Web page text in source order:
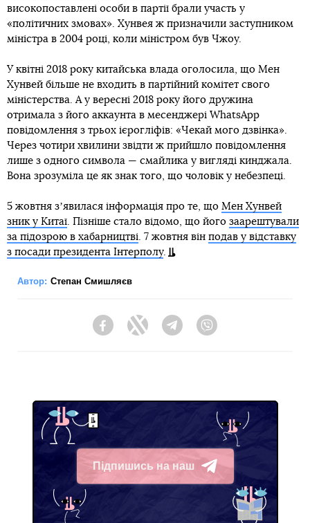
високопоставлені особи в партії брали участь у
«політичних змовах». Хунвея ж призначили заступником
міністра в 2004 році, коли міністром був Чжоу.
У квітні 2018 року китайська влада оголосила, що Мен
Хунвей більше не входить в партійний комітет свого
міністерства. А у вересні 2018 року його дружина
отримала з його аккаунта в месенджері WhatsApp
повідомлення з трьох ієрогліфів: «Чекай мого дзвінка».
Через чотири хвилини звідти ж прийшло повідомлення
лише з одного символа — смайлика у вигляді кинджала.
Вона зрозуміла це як знак того, що чоловік у небезпеці.
5 жовтня зʼявилася інформація про те, що Мен Хунвей
зник у Китаї. Пізніше стало відомо, що його заарештували
за підозрою в хабарництві. 7 жовтня він подав у відставку
з посади президента Інтерполу.
Автор: Степан Смишляєв
FacebookTwitter Telegram
Підпишись на наш
Telegram